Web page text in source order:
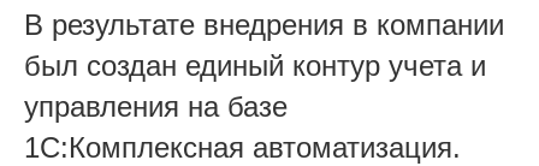
В результате внедрения в компании
был создан единый контур учета и
управления на базе
1С:Комплексная автоматизация.